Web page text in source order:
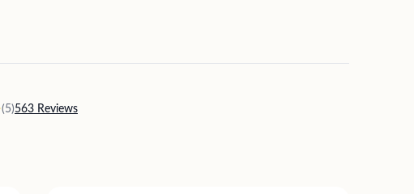
(5)563 Reviews